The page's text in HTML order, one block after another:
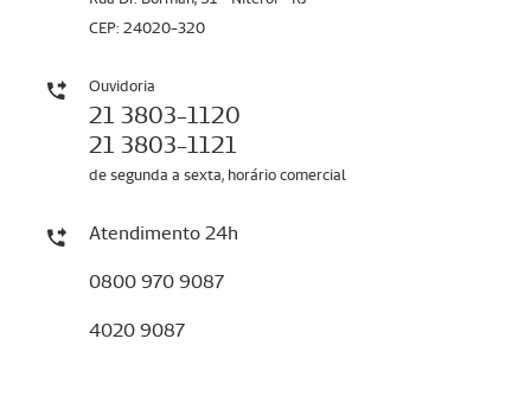
CEP: 24020-320
Ouvidoria
21 3803-1120
21 3803-1121
de segunda a sexta, horário comercial
Atendimento 24h
0800 970 9087
4020 9087